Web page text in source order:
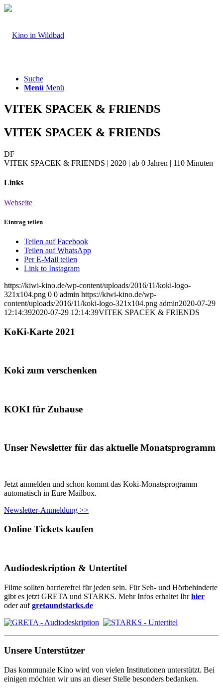
Suche
Menü Menü
VITEK SPACEK & FRIENDS
VITEK SPACEK & FRIENDS
DF
VITEK SPACEK & FRIENDS | 2020 | ab 0 Jahren | 110 Minuten
Links
Webseite
Eintrag teilen
Teilen auf Facebook
Teilen auf WhatsApp
Per E-Mail teilen
Link to Instagram
https://kiwi-kino.de/wp-content/uploads/2016/11/koki-logo-
321x104.png 0 0 admin https://kiwi-kino.de/wp-
content/uploads/2016/11/koki-logo-321x104.png admin2020-07-29
12:14:392020-07-29 12:14:39VITEK SPACEK & FRIENDS
KoKi-Karte 2021
Koki zum verschenken
KOKI für Zuhause
Unser Newsletter für das aktuelle Monatsprogramm
Jetzt anmelden und schon kommt das Koki-Monatsprogramm
automatisch in Eure Mailbox.
Newsletter-Anmeldung >>
Online Tickets kaufen
Audiodeskription & Untertitel
Filme sollten barrierefrei für jeden sein. Für Seh- und Hörbehinderte
gibt es jetzt GRETA und STARKS. Mehr Infos erhaltet Ihrhier
oder aufgretaundstarks.de
Unsere Unterstützer
Das kommunale Kino wird von vielen Institutionen unterstützt. Bei
einigen möchten wir uns an dieser Stelle besonders bedanken.